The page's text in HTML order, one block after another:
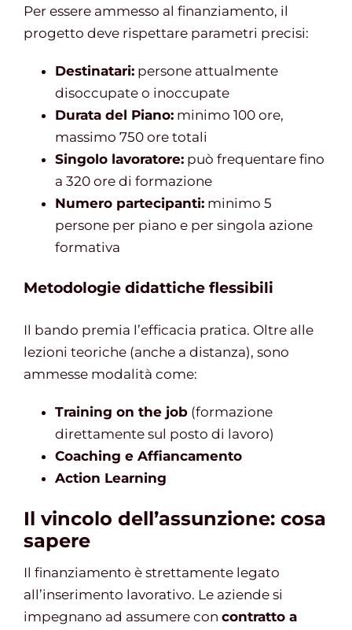
Per essere ammesso al finanziamento, il
progetto deve rispettare parametri precisi:
Destinatari: persone attualmente
disoccupate o inoccupate
Durata del Piano: minimo 100 ore,
massimo 750 ore totali
Singolo lavoratore: può frequentare fino
a 320 ore di formazione
Numero partecipanti: minimo 5
persone per piano e per singola azione
formativa
Metodologie didattiche flessibili
Il bando premia l’efficacia pratica. Oltre alle
lezioni teoriche (anche a distanza), sono
ammesse modalità come:
Training on the job (formazione
direttamente sul posto di lavoro)
Coaching e Affiancamento
Action Learning
Il vincolo dell’assunzione: cosa
sapere
Il finanziamento è strettamente legato
all’inserimento lavorativo. Le aziende si
impegnano ad assumere con contratto a